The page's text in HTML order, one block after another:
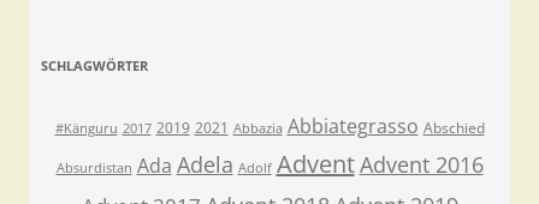
SCHLAGWÖRTER
#Känguru 2017 2019 2021 Abbazia Abbiategrasso Abschied
Absurdistan Ada Adela Adolf AdventAdvent 2016